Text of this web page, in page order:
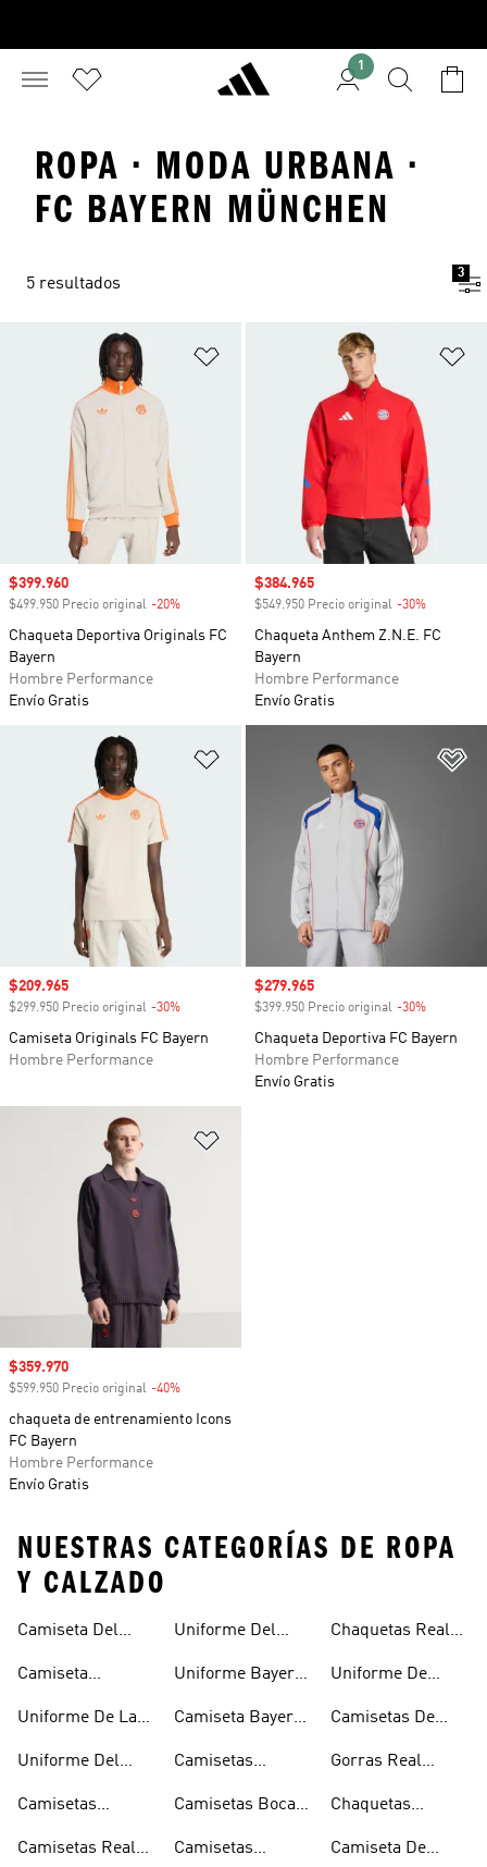
1
ROPA · MODA URBANA ·
FC BAYERN MÜNCHEN
5 resultados
3
Añadir a la lista de deseos
Precio de venta
$399.960
$499.950 Precio original -20%
Chaqueta Deportiva Originals FC
Bayern
Hombre Performance
Envío Gratis
Precio de venta
$384.965
$549.950 Precio original -30%
Chaqueta Anthem Z.N.E. FC
Bayern
Hombre Performance
Envío Gratis
Añadir a la lista de deseos
Precio de venta
$209.965
$299.950 Precio original -30%
Camiseta Originals FC Bayern
Hombre Performance
Precio de venta
$279.965
$399.950 Precio original -30%
Chaqueta Deportiva FC Bayern
Hombre Performance
Envío Gratis
Precio de venta
$359.970
$599.950 Precio original -40%
chaqueta de entrenamiento Icons
FC Bayern
Hombre Performance
Envío Gratis
NUESTRAS CATEGORÍAS DE ROPA
Y CALZADO
Camiseta Del
Camiseta
Uniforme De La
Uniforme Del
Camisetas
United
Camisetas Real
Uniforme Del
United
Uniforme Bayern
Camiseta Bayern
Camisetas
Camisetas Boca
Camisetas
Chaquetas Real
Uniforme De
Camisetas De
Gorras Real
Chaquetas
Camiseta De